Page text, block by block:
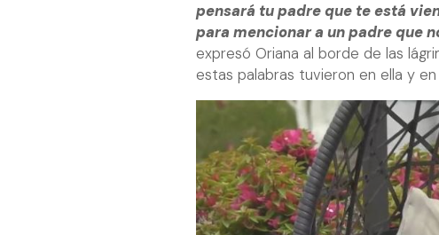
pensará tu padre que te está
para mencionar a un padre que
expresó Oriana al borde de las
estas palabras tuvieron en ella y en